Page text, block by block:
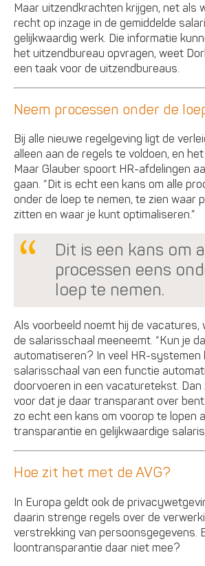
Maar uitzendkrachten krijgen, net als
recht op inzage in de gemiddelde
gelijkwaardig werk. Die informatie
het uitzendbureau opvragen, weet
een taak voor de uitzendbureaus.
Neem processen onder de
Bij alle nieuwe regelgeving ligt de
alleen aan de regels te voldoen, en
Maar Glauber spoort HR-afdelingen
gaan. “Dit is echt een kans om alle
onder de loep te nemen, te zien waar
zitten en waar je kunt optimaliseren.”
Dit is een kans om
processen eens
loep te nemen.
Als voorbeeld noemt hij de vacatures,
de salarisschaal meeneemt. “Kun je
automatiseren? In veel HR-systemen
salarisschaal van een functie
doorvoeren in een vacaturetekst. Dan
voor dat je daar transparant over
zo echt een kans om voorop te lopen
transparantie en gelijkwaardige
Hoe zit het met de AVG?
In Europa geldt ook de
daarin strenge regels over de
verstrekking van persoonsgegevens.
loontransparantie daar niet mee?